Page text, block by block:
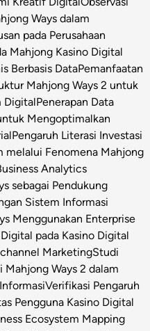
Ways dalam
pada Perusahaan
Mahjong Kasino Digital
Berbasis DataPemanfaatan
Mahjong Ways 2 untuk
DigitalPenerapan Data
Mengoptimalkan
Pengaruh Literasi Investasi
melalui Fenomena Mahjong
Analytics
sebagai Pendukung
Sistem Informasi
Menggunakan Enterprise
pada Kasino Digital
MarketingStudi
Ways 2 dalam
Verifikasi Pengaruh
Pengguna Kasino Digital
Ecosystem Mapping